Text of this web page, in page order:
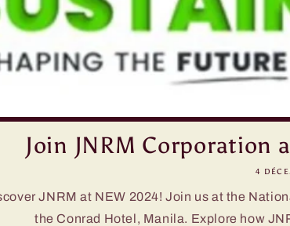
Join JNRM Corporation
4
JNRM at NEW 2024! Join us at the
the Conrad Hotel, Manila. Explore how